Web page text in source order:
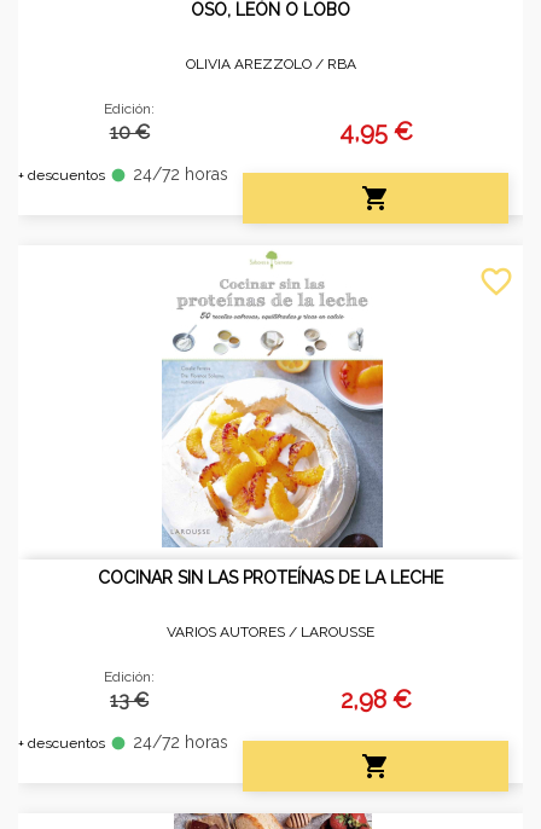
OSO, LEÓN O LOBO
OLIVIA AREZZOLO / RBA
Edición:
10 €
+ descuentos fiber_manual_record 24/72 horas
4,95 €

COCINAR SIN LAS PROTEÍNAS DE LA LECHE
VARIOS AUTORES / LAROUSSE
Edición:
13 €
+ descuentos fiber_manual_record 24/72 horas
2,98 €

favorite_border